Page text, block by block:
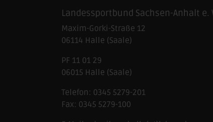
Landessportbund Sachsen-Anhalt e.
Maxim-Gorki-Straße 12
06114 Halle (Saale)
PF 11 01 29
06015 Halle (Saale)
Telefon: 0345 5279-201
Fax: 0345 5279-100